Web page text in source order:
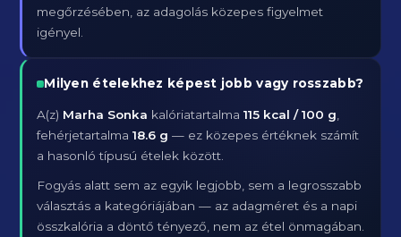
megőrzésében, az adagolás közepes figyelmet
igényel.
Milyen ételekhez képest jobb vagy rosszabb?
A(z) Marha Sonka kalóriatartalma115 kcal / 100 g
fehérjetartalma18.6 g — ez közepes értéknek számít
a hasonló típusú ételek között.
Fogyás alatt sem az egyik legjobb, sem a legrosszabb
választás a kategóriájában — az adagméret és a napi
összkalória a döntő tényező, nem az étel önmagában.